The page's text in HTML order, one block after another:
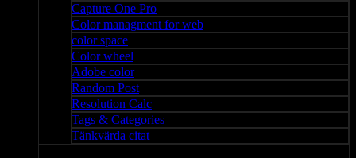
Capture One Pro
Color managment for web
color space
Color wheel
Adobe color
Random Post
Resolution Calc
Tags & Categories
Tänkvärda citat